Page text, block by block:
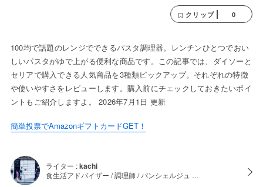
クリップ 0
100均で話題のレンジでできるパスタ調理器。レンチンひとつでおい
しいパスタがゆで上がる便利な商品です。この記事では、ダイソーと
セリアで購入できる人気商品を3種類ピックアップ。それぞれの特徴
や使いやすさをレビューします。購入前にチェックしておきたいポイ
ントもご紹介しますよ。 2026年7月1日 更新
簡単投票でAmazonギフトカードGET！
ライター :kachi
食生活アドバイザー / 調理師 / パンシェルジュ …